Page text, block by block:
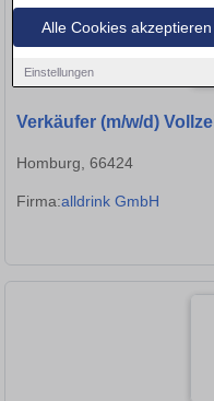
Alle Cookies akzeptieren
Einstellungen
Verkäufer (m/w/d)
Homburg, 66424
Firma:alldrink GmbH